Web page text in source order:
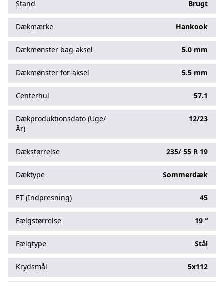
Stand Brugt
Dækmærke Hankook
Dækmønster bag-aksel 5.0 mm
Dækmønster for-aksel 5.5 mm
Centerhul 57.1
Dækproduktionsdato (Uge/
År)
12/23
Dækstørrelse 235/ 55 R 19
Dæktype Sommerdæk
ET (Indpresning) 45
Fælgstørrelse 19 “
Fælgtype Stål
Krydsmål 5x112